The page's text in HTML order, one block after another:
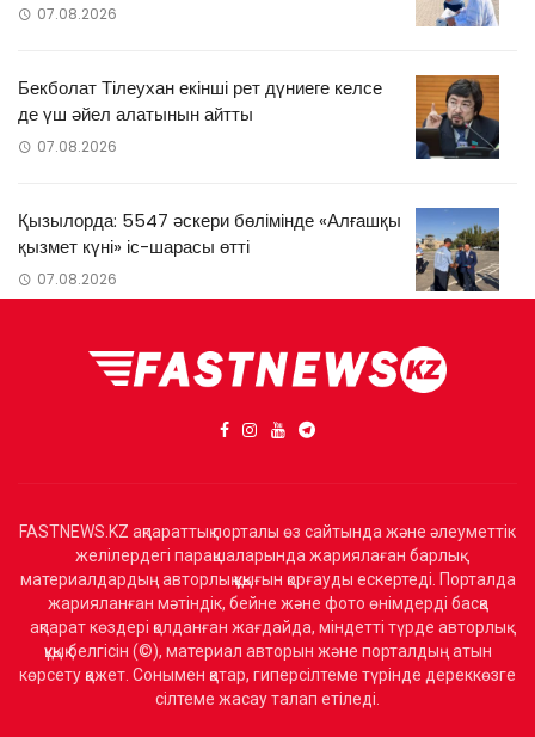
07.08.2026
Бекболат Тілеухан екінші рет дүниеге келсе
де үш әйел алатынын айтты
07.08.2026
Қызылорда: 5547 әскери бөлімінде «Алғашқы
қызмет күні» іс-шарасы өтті
07.08.2026
FASTNEWS.KZ ақпараттық порталы өз сайтында және әлеуметтік
желілердегі парақшаларында жариялаған барлық
материалдардың авторлық құқығын қорғауды ескертеді. Порталда
жарияланған мәтіндік, бейне және фото өнімдерді басқа
ақпарат көздері қолданған жағдайда, міндетті түрде авторлық
құқық белгісін (©), материал авторын және порталдың атын
көрсету қажет. Сонымен қатар, гиперсілтеме түрінде дереккөзге
сілтеме жасау талап етіледі.